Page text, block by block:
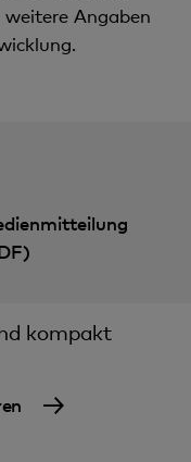
Angaben
kompakt